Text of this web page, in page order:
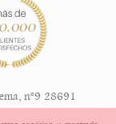
nº9 28691